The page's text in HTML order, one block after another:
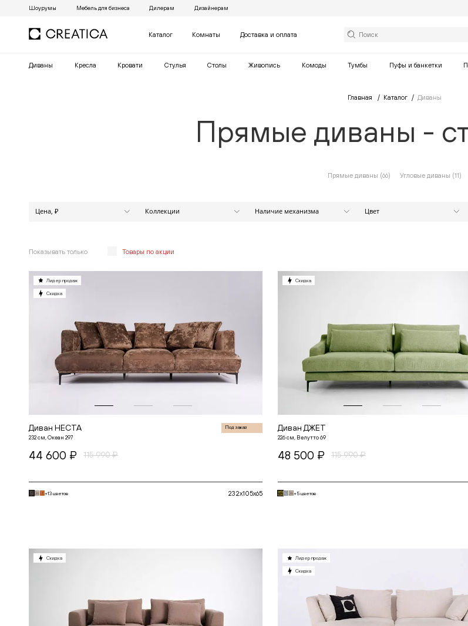
Шоурумы Мебель для бизнеса Дилерам Дизайнерам
Каталог Комнаты Доставка и оплата
Диваны Кресла Кровати Cтулья Столы Живопись Комоды Тумбы Пуфы и банкетки
Главная Каталог Диваны
Прямые диваны -
Прямые диваны (66) Угловые диваны (11)
Цена, ₽
Коллекции
АПЕКС
ДАЛИ
ДАНТЕ
ДЖЕТ
ДЖОЙ
ДЖУЛИЕТ
ДЖУН
ДИМЕНШН
КЛАССИК
НЕСТА
СТАР
ТОКИО
ФЛОУ
Наличие механизма
Цвет
Желтый
Черный
Показывать только Товары по акции
Лидер продаж
Скидка
Диван НЕСТА Под заказ
232 см, Океан 297
44 600 ₽ 115 990 ₽
+13 цветов 232x105x65
Скидка
Диван ДЖЕТ
226 см, Велутто 69
48 500 ₽ 115 990 ₽
+5 цветов
Скидка Лидер продаж
Скидка